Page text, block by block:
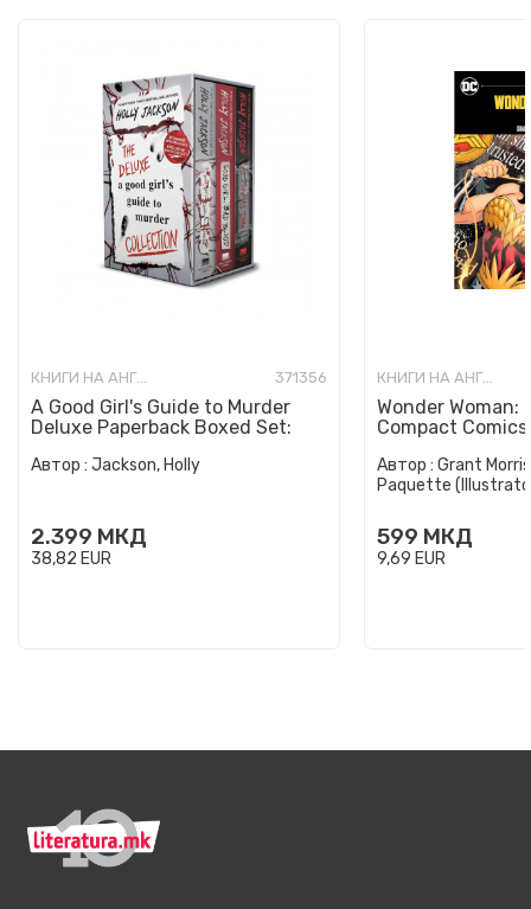
КНИГИ НА АНГЛИСКИ ЈАЗИК 371356
A Good Girl's Guide to Murder
Deluxe Paperback Boxed Set:
Автор : Jackson, Holly
2.399 МКД
38,82 EUR
КНИГИ НА АНГЛИСКИ ЈАЗИК
Wonder Woman:
Compact
Автор : Grant
Paquette
599 МКД
9,69 EUR